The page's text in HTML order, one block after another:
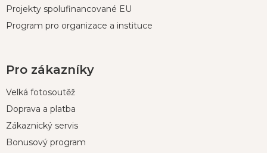
Projekty spolufinancované EU
Program pro organizace a instituce
Pro zákazníky
Velká fotosoutěž
Doprava a platba
Zákaznický servis
Bonusový program